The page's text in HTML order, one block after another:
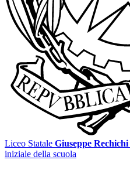
Liceo Statale Giuseppe Rechichi
iniziale della scuola